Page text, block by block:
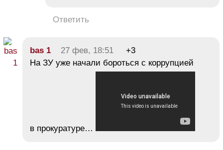
Ответить
bas 1 27 фев, 18:51
+3
На ЗУ уже начали бороться с коррупцией
в прокуратуре…